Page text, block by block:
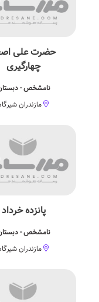
حضرت علی
چهارگیری
نامشخص -
مازندران
پانزده خرداد
نامشخص -
مازندران